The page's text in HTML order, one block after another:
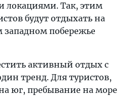
локациями. Так, этим
будут отдыхать на
западном побережье
активный отдых с
тренд. Для туристов,
юг, пребывание на море